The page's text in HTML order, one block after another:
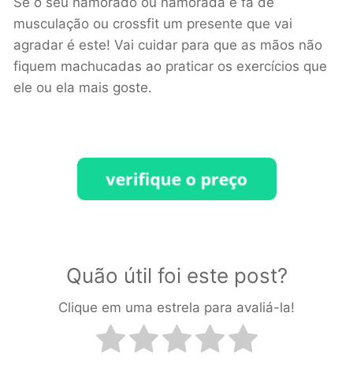
musculação ou crossfit um presente que vai
agradar é este! Vai cuidar para que as mãos não
fiquem machucadas ao praticar os exercícios que
ele ou ela mais goste.
Quão útil foi este post?
Clique em uma estrela para avaliá-la!